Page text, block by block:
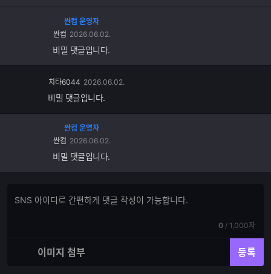
싼컴 운영자
싼컴 2026.06.02.
비밀 댓글입니다.
치타6044 2026.06.02.
비밀 댓글입니다.
싼컴 운영자
싼컴 2026.06.02.
비밀 댓글입니다.
글댓
현
0 / 전
체
1,000자
이미지 첨부 등록